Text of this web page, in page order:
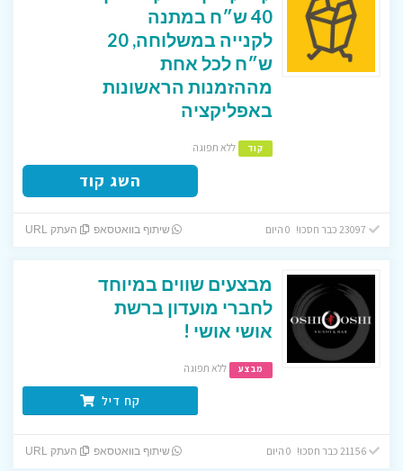
40 ש״ח במתנה
לקנייה במשלוחה, 20
ש״ח לכל אחת
מההזמנות הראשונות
באפליקציה
קוד ללא תפוגה
השג קוד
שיתוף בוואטסאפ העתק URL
מבצעים שווים במיוחד
לחברי מועדון ברשת
אושי אושי !
מבצע ללא תפוגה
קח דיל
21156 כבר חסכו! 0 היום שיתוף בוואטסאפ העתק URL